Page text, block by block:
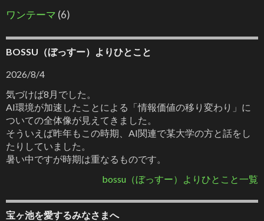
ワンテーマ (6)
BOSSU（ぼっすー）よりひとこと
2026/8/4
気づけば8月でした。
AI環境が加速したことによる「情報価値の移り変わり」に
ついての全体像が見えてきました。
そういえば昨年もこの時期、AI関連で某大学の方と話をし
たりしていました。
暑い中ですが時期は重なるものです。
bossu（ぼっすー）よりひとこと一覧
宝ヶ池を愛するみなさまへ